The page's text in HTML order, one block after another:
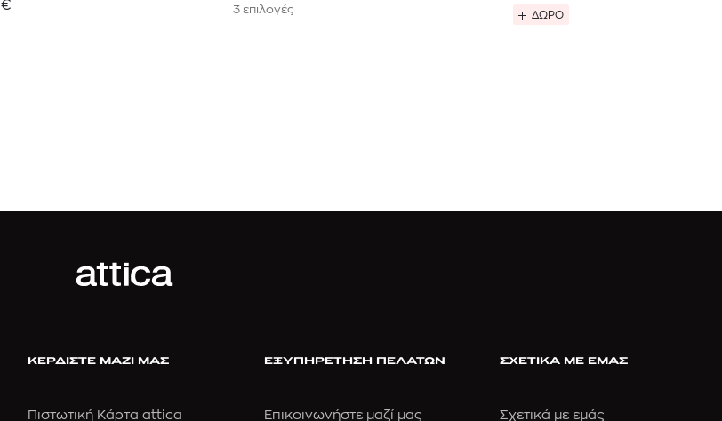
€ 3 επιλογές ΔΩΡΟ
ΚΕΡΔΙΣΤΕ ΜΑΖΙ ΜΑΣ
Πιστωτική Κάρτα attica
ΕΞΥΠΗΡΕΤΗΣΗ ΠΕΛΑΤΩΝ
Επικοινωνήστε μαζί μας
ΣΧΕΤΙΚΑ ΜΕ ΕΜΑΣ
Σχετικά με εμάς